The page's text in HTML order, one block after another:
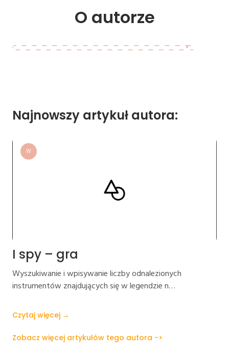
O autorze
Najnowszy artykuł autora:
W
I spy – gra
Wyszukiwanie i wpisywanie liczby odnalezionych
instrumentów znajdujących się w legendzie n…
Czytaj więcej →
Zobacz więcej artykułów tego autora ->